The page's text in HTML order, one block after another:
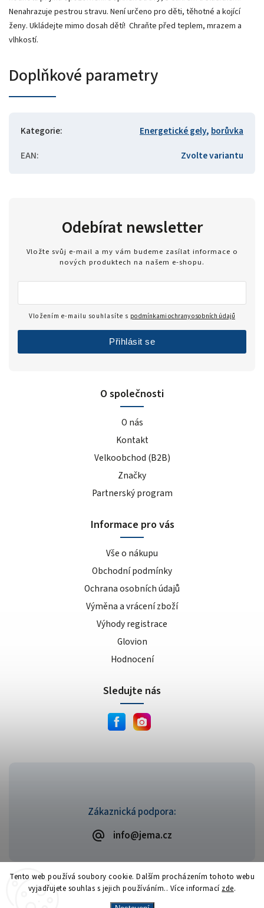
Tento web používá soubory cookie. Dalším procházením tohoto webu
vyjadřujete souhlas s jejich používáním.. Více informací zde.
Nenahrazuje pestrou stravu. Není určeno pro děti, těhotné a kojící
ženy. Ukládejte mimo dosah dětí! Chraňte před teplem, mrazem a
vlhkostí.
Doplňkové parametry
Kategorie: Energetické gely, borůvka
EAN: Zvolte variantu
Zákaznická podpora:
info@jema.cz
O společnosti
O nás
Kontakt
Velkoobchod (B2B)
Značky
Partnerský program
Informace pro vás
Vše o nákupu
Obchodní podmínky
Ochrana osobních údajů
Výměna a vrácení zboží
Výhody registrace
Glovion
Hodnocení
Odebírat newsletter
Vložte svůj e-mail a my vám budeme zasílat informace o
nových produktech na našem e-shopu.
Vložením e-mailu souhlasíte s podmínkami ochrany osobních údajů
Přihlásit se
Sledujte nás
Copyright 2026JEMA.cz. Všechna práva vyhrazena.
VytvořilShoptet| Design